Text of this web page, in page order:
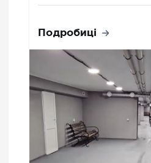
Подробиці